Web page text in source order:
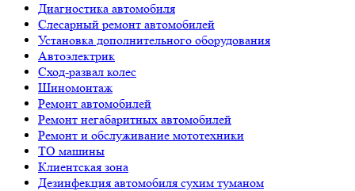
Диагностика автомобиля
Слесарный ремонт автомобилей
Установка дополнительного оборудования
Автоэлектрик
Сход-развал колес
Шиномонтаж
Ремонт автомобилей
Ремонт негабаритных автомобилей
Ремонт и обслуживание мототехники
ТО машины
Клиентская зона
Дезинфекция автомобиля сухим туманом